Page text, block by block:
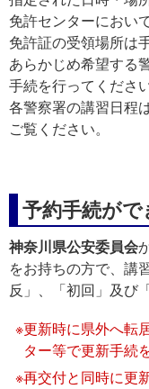
免許センターにおい
免許証の受領場所は
あらかじめ希望する
手続を行ってください
各警察署の講習日程
ご覧ください。
予約手続が
神奈川県公安委員会
をお持ちの方で、講
反」、「初回」及び
更新時に県外へ転
ター等で更新手続
再交付と同時に更